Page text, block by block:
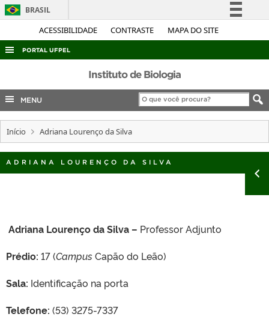
ACESSIBILIDADE CONTRASTE MAPA DO SITE
BRASIL
Simplifique!
Acesso à informação
Legislação
Canais
PORTAL UFPEL
ACESSO À INFORMAÇÃO
AUDITORIA
COBALTO
CONCURSOS
EDITAIS
INTERNACIONAL
TELEFONES
Instituto de Biologia
MENU
Início Adriana Lourenço da Silva
ADRIANA LOURENÇO DA SILVA
Adriana Lourenço da Silva – Professor Adjunto
Prédio: 17 (CampusCapão do Leão)
Sala: Identificação na porta
Telefone: (53) 3275-7337